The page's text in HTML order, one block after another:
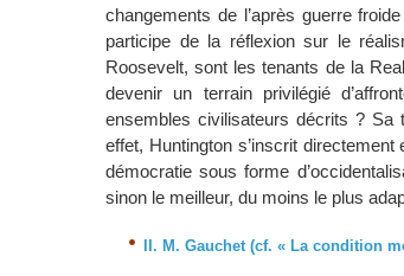
changements de l’après guerre
participe de la réflexion sur le
Roosevelt, sont les tenants de la
devenir un terrain privilégié
ensembles civilisateurs décrits ? Sa
effet, Huntington s’inscrit directement
démocratie sous forme
sinon le meilleur, du moins le plus
II. M. Gauchet (cf. « La condition